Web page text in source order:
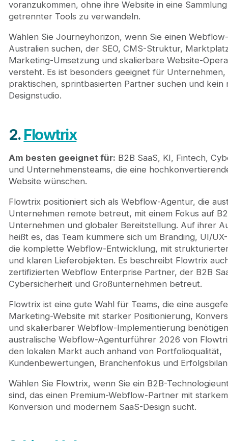
voranzukommen, ohne ihre Website in eine
getrennter Tools zu verwandeln.
Wählen Sie Journeyhorizon, wenn Sie einen
Australien suchen, der SEO, CMS-Struktur,
Marketing-Umsetzung und skalierbare Website-
versteht. Es ist besonders geeignet für Unternehmen,
praktischen, sprintbasierten Partner suchen und kein
Designstudio.
2. Flowtrix
Am besten geeignet für: B2B SaaS, KI, Fintech,
und Unternehmensteams, die eine
Website wünschen.
Flowtrix positioniert sich als Webflow-Agentur, die
Unternehmen remote betreut, mit einem Fokus auf
Unternehmen und globaler Bereitstellung. Auf ihrer
heißt es, das Team kümmere sich um Branding, UI/
die komplette Webflow-Entwicklung, mit
und klaren Lieferobjekten. Es beschreibt Flowtrix
zertifizierten Webflow Enterprise Partner, der B2B
Cybersicherheit und Großunternehmen betreut.
Flowtrix ist eine gute Wahl für Teams, die eine
Marketing-Website mit starker Positionierung,
und skalierbarer Webflow-Implementierung
australische Webflow-Agenturführer 2026 von
den lokalen Markt auch anhand von Portfolioqualität,
Kundenbewertungen, Branchenfokus und
Wählen Sie Flowtrix, wenn Sie ein B2B-
sind, das einen Premium-Webflow-Partner mit
Konversion und modernem SaaS-Design sucht.